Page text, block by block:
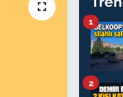
1
2